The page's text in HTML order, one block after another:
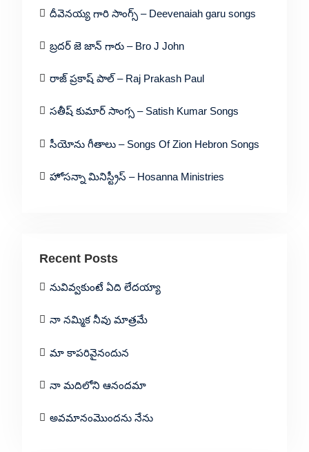
దీవెనయ్య గారి సాంగ్స్ – Deevenaiah garu songs
బ్రదర్ జె జాన్ గారు – Bro J John
రాజ్ ప్రకాష్ పాల్ – Raj Prakash Paul
సతీష్ కుమార్ సాంగ్స – Satish Kumar Songs
సీయోను గీతాలు – Songs Of Zion Hebron Songs
హోసన్నా మినిస్ట్రీస్ – Hosanna Ministries
Recent Posts
నువివ్వకుంటే ఏది లేదయ్యా
నా నమ్మిక నీవు మాత్రమే
మా కాపరివైనందున
నా మదిలోని ఆనందమా
అవమానంమొందను నేను